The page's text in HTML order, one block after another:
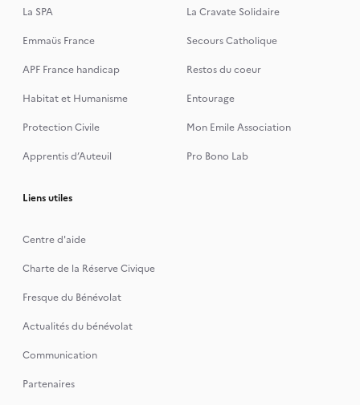
La SPA
La Cravate Solidaire
Emmaüs France
Secours Catholique
APF France handicap
Restos du coeur
Habitat et Humanisme
Entourage
Protection Civile
Mon Emile Association
Apprentis d’Auteuil
Pro Bono Lab
Liens utiles
Centre d'aide
Charte de la Réserve Civique
Fresque du Bénévolat
Actualités du bénévolat
Communication
Partenaires